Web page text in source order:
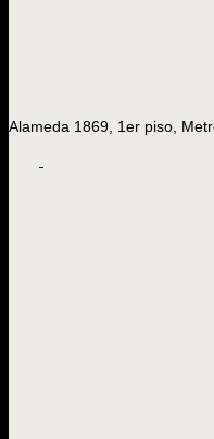
Alameda 1869, 1er piso,